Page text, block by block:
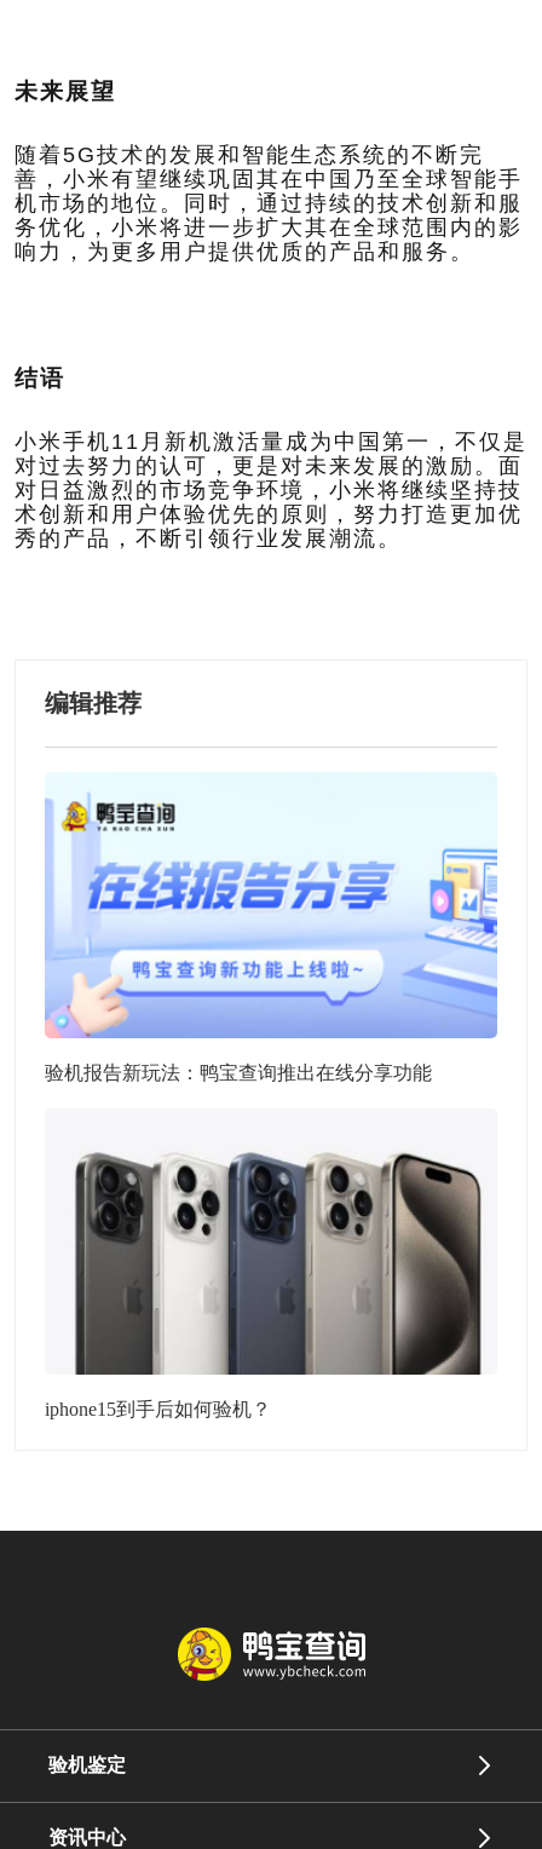
未来展望
随着5G技术的发展和智能生态系统的不断完
善，小米有望继续巩固其在中国乃至全球智能手
机市场的地位。同时，通过持续的技术创新和服
务优化，小米将进一步扩大其在全球范围内的影
响力，为更多用户提供优质的产品和服务。
结语
小米手机11月新机激活量成为中国第一，不仅是
对过去努力的认可，更是对未来发展的激励。面
对日益激烈的市场竞争环境，小米将继续坚持技
术创新和用户体验优先的原则，努力打造更加优
秀的产品，不断引领行业发展潮流。
编辑推荐
验机报告新玩法：鸭宝查询推出在线分享功能
iphone15到手后如何验机？
验机鉴定
资讯中心